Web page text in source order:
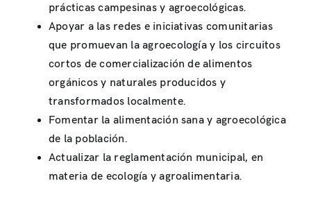
prácticas campesinas y agroecológicas.
Apoyar a las redes e iniciativas comunitarias
que promuevan la agroecología y los circuitos
cortos de comercialización de alimentos
orgánicos y naturales producidos y
transformados localmente.
Fomentar la alimentación sana y agroecológica
de la población.
Actualizar la reglamentación municipal, en
materia de ecología y agroalimentaria.